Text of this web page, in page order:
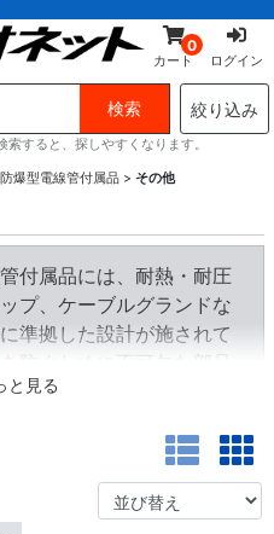
0
カート ログイン
絞り込み
すると、探しやすくなります。
爆型電線管付属品 > その他
付属品には、耐熱・耐圧
プ、ケーブルグランドな
準拠した設計が施されて
防ぐために不可欠な部品
と見る